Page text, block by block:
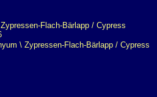
\ Zypressen-Flach-Bärlapp / Cypress